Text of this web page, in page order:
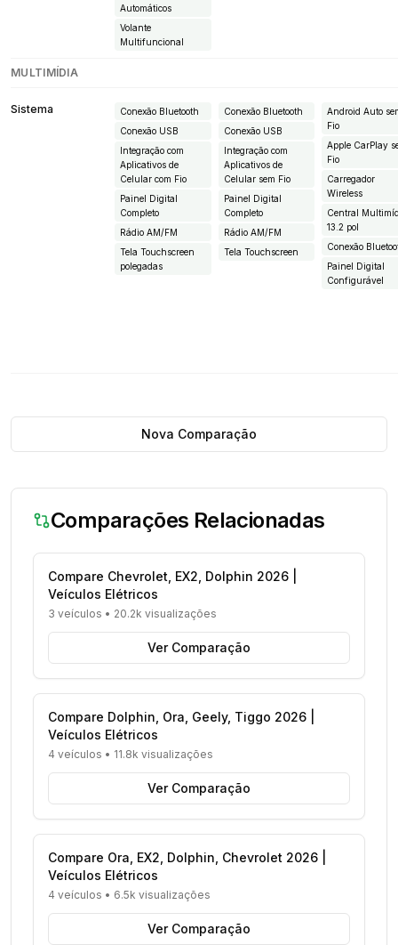
Automáticos
Volante
Multifuncional
MULTIMÍDIA
Sistema
Conexão Bluetooth
Conexão USB
Integração com
Aplicativos de
Celular com Fio
Painel Digital
Completo
Rádio AM/FM
Tela Touchscreen
polegadas
Conexão Bluetooth
Conexão USB
Integração com
Aplicativos de
Celular sem Fio
Painel Digital
Completo
Rádio AM/FM
Tela Touchscreen
Android Auto
Fio
Apple CarPlay
Fio
Carregador
Wireless
Central
13.2 pol
Conexão
Painel Digital
Configurável
Nova Comparação
Comparações Relacionadas
Compare Chevrolet, EX2, Dolphin 2026 |
Veículos Elétricos
3 veículos • 20.2k visualizações
Ver Comparação
Compare Dolphin, Ora, Geely, Tiggo 2026 |
Veículos Elétricos
4 veículos • 11.8k visualizações
Ver Comparação
Compare Ora, EX2, Dolphin, Chevrolet 2026 |
Veículos Elétricos
4 veículos • 6.5k visualizações
Ver Comparação